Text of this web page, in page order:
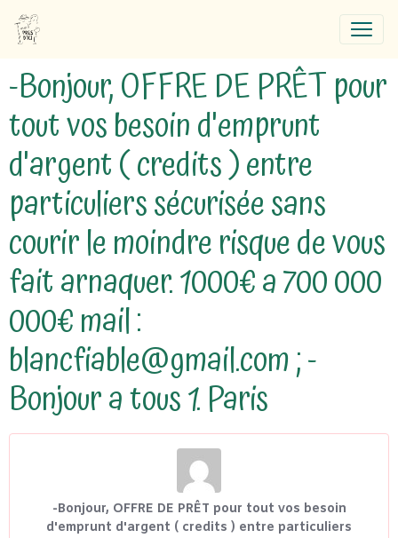
-Bonjour, OFFRE DE PRÊT pour
tout vos besoin d'emprunt
d'argent ( credits ) entre
particuliers sécurisée sans
courir le moindre risque de vous
fait arnaquer. 1000€ a 700 000
000€ mail :
blancfiable@gmail.com ; -
Bonjour a tous 1. Paris
-Bonjour, OFFRE DE PRÊT pour tout vos besoin
d'emprunt d'argent ( credits ) entre particuliers